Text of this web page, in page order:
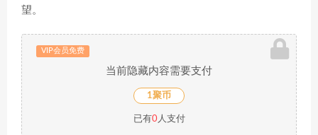
望。
VIP会员免费
当前隐藏内容需要支付
1聚币
已有0人支付